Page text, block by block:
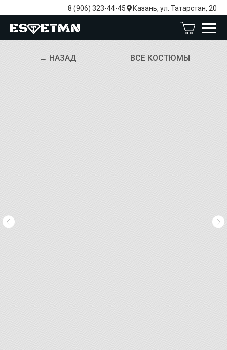
8 (906) 323-44-45 Казань, ул. Татарстан, 20
ВСЕ КОСТЮМЫ
← НАЗАД